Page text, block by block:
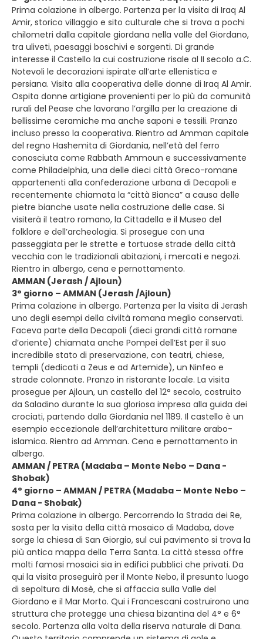
Prima colazione in albergo. Partenza per la visita di Iraq Al
Amir, storico villaggio e sito culturale che si trova a pochi
chilometri dalla capitale giordana nella valle del Giordano,
tra uliveti, paesaggi boschivi e sorgenti. Di grande
interesse il Castello la cui costruzione risale al II secolo a.C.
Notevoli le decorazioni ispirate all’arte ellenistica e
persiana. Visita alla cooperativa delle donne di Iraq Al Amir.
Ospita donne artigiane provenienti per lo più da comunità
rurali del Pease che lavorano l’argilla per la creazione di
bellissime ceramiche ma anche saponi e tessili. Pranzo
incluso presso la cooperativa. Rientro ad Amman capitale
del regno Hashemita di Giordania, nell’età del ferro
conosciuta come Rabbath Ammoun e successivamente
come Philadelphia, una delle dieci città Greco-romane
appartenenti alla confederazione urbana di Decapoli e
recentemente chiamata la “città Bianca” a causa delle
pietre bianche usate nella costruzione delle case. Si
visiterà il teatro romano, la Cittadella e il Museo del
folklore e dell’archeologia. Si prosegue con una
passeggiata per le strette e tortuose strade della città
vecchia con le tradizionali abitazioni, i mercati e negozi.
Rientro in albergo, cena e pernottamento.
AMMAN (Jerash / Ajloun)
3° giorno – AMMAN (Jerash /Ajloun)
Prima colazione in albergo. Partenza per la visita di Jerash
uno degli esempi della civiltà romana meglio conservati.
Faceva parte della Decapoli (dieci grandi città romane
d’oriente) chiamata anche Pompei dell’Est per il suo
incredibile stato di preservazione, con teatri, chiese,
templi (dedicati a Zeus e ad Artemide), un Ninfeo e
strade colonnate. Pranzo in ristorante locale. La visita
prosegue per Ajloun, un castello del 12° secolo, costruito
da Saladino durante la sua gloriosa impresa alla guida dei
crociati, partendo dalla Giordania nel 1189. Il castello è un
esempio eccezionale dell’architettura militare arabo-
islamica. Rientro ad Amman. Cena e pernottamento in
albergo.
AMMAN / PETRA (Madaba – Monte Nebo – Dana -
Shobak)
4° giorno – AMMAN / PETRA (Madaba – Monte Nebo –
Dana - Shobak)
Prima colazione in albergo. Percorrendo la Strada dei Re,
sosta per la visita della città mosaico di Madaba, dove
sorge la chiesa di San Giorgio, sul cui pavimento si trova la
più antica mappa della Terra Santa. La città stessa offre
molti famosi mosaici sia in edifici pubblici che privati. Da
qui la visita proseguirà per il Monte Nebo, il presunto luogo
di sepoltura di Mosè, che si affaccia sulla Valle del
Giordano e il Mar Morto. Qui i Francescani costruirono una
struttura che protegge una chiesa bizantina del 4° e 6°
secolo. Partenza alla volta della riserva naturale di Dana.